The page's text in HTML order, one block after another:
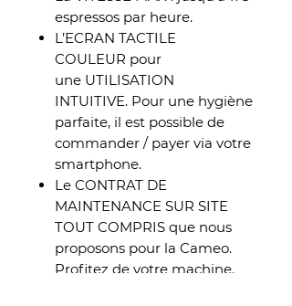
espressos par heure.
L’ECRAN TACTILE
COULEUR pour
une UTILISATION
INTUITIVE. Pour une hygiène
parfaite, il est possible de
commander / payer via votre
smartphone.
Le CONTRAT DE
MAINTENANCE SUR SITE
TOUT COMPRIS que nous
proposons pour la Cameo.
Profitez de votre machine.